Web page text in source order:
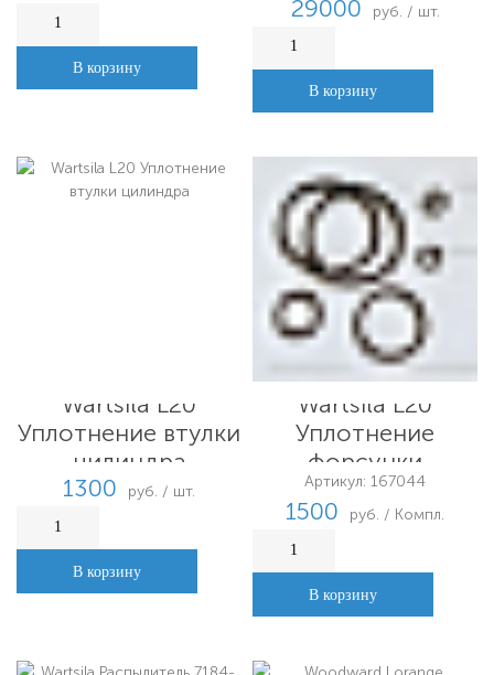
В корзину
29000 руб. / шт.
В корзину
Wartsila L20
Уплотнение втулки
цилиндра
1300
руб. / шт.
В корзину
Wartsila L20
Уплотнение
форсунки
Артикул: 167044
1500 руб. / Компл.
В корзину